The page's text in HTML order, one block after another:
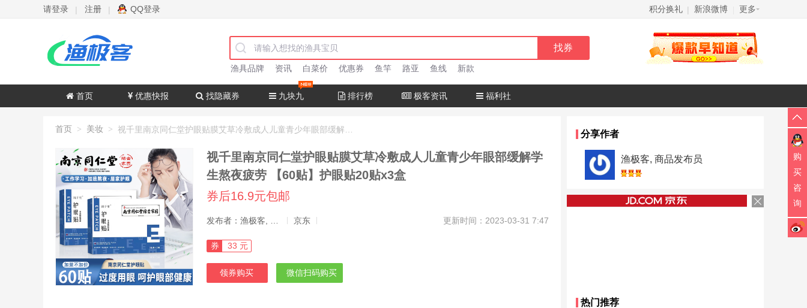
请登录 | 注册 | QQ登录 积分换礼 | 新浪微博 更多
渔具品牌 资讯 白菜价 优惠券 鱼竿 路亚 鱼线 新款
首页 优惠快报 找隐藏券 九块九 排行榜 极客资讯 福利社
首页 > 美妆 >
视千里南京同仁堂护眼贴膜艾草冷敷成人儿童青少年眼部缓解学
生熬夜疲劳 【60贴】护眼贴20贴x3盒
券后16.9元包邮
京东 更新时间：2023-03-31 7:47
券 33 元
领券购买 微信扫码购买
分享作者
渔极客, 商品发布员
热门推荐
购
买
咨
询